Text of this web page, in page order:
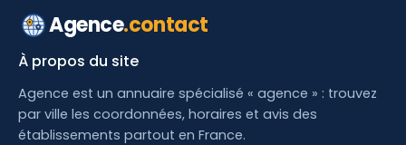
Agence.contact
À propos du site
Agence est un annuaire spécialisé « agence » : trouvez
par ville les coordonnées, horaires et avis des
établissements partout en France.